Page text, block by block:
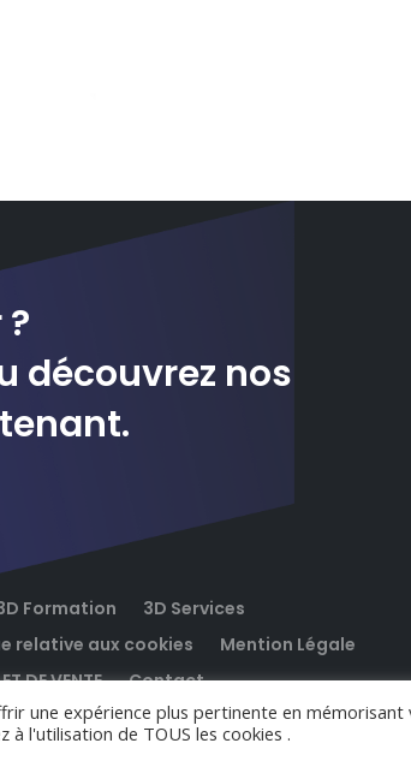
découvrez nos
Formation
3D Services
relative aux cookies
Mention Légale
DE VENTE
Contact
une expérience plus pertinente en mémorisant
à l'utilisation de TOUS les cookies .